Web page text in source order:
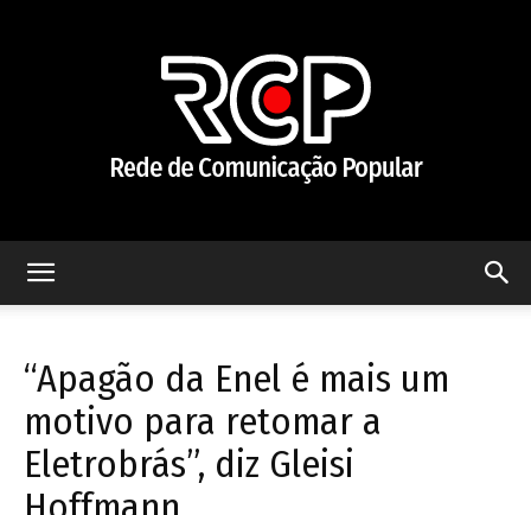
“Apagão da Enel é mais um
motivo para retomar a
Eletrobrás”, diz Gleisi